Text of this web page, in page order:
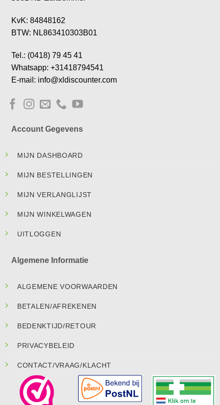
KvK: 84848162
BTW: NL863410303B01
Tel.: (0418) 79 45 41
Whatsapp: +31418794541
E-mail: info@xldiscounter.com
Account Gegevens
MIJN DASHBOARD
MIJN BESTELLINGEN
MIJN VERLANGLIJST
MIJN WINKELWAGEN
UITLOGGEN
Algemene Informatie
ALGEMENE VOORWAARDEN
BETALEN/AFREKENEN
BEDENKTIJD/RETOUR
PRIVACYBELEID
CONTACT/VRAAG/KLACHT